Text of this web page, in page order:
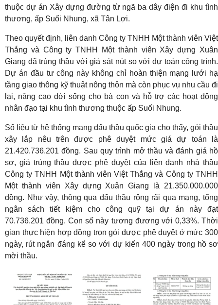
thuộc dự án Xây dựng đường từ ngã ba dây điện đi khu tình
thương, ấp Suối Nhung, xã Tân Lợi.
Theo quyết định, liên danh Công ty TNHH Một thành viên Việt
Thắng và Công ty TNHH Một thành viên Xây dựng Xuân
Giang đã trúng thầu với giá sát nút so với dự toán công trình.
Dự án đầu tư công này không chỉ hoàn thiện mạng lưới hạ
tầng giao thông kỹ thuật nông thôn mà còn phục vụ nhu cầu đi
lại, nâng cao đời sống cho bà con và hỗ trợ các hoạt động
nhân đạo tại khu tình thương thuộc ấp Suối Nhung.
Số liệu từ hệ thống mạng đấu thầu quốc gia cho thấy, gói thầu
xây lắp nêu trên được phê duyệt mức giá dự toán là
21.420.736.201 đồng. Sau quy trình mở thầu và đánh giá hồ
sơ, giá trúng thầu được phê duyệt của liên danh nhà thầu
Công ty TNHH Một thành viên Việt Thắng và Công ty TNHH
Một thành viên Xây dựng Xuân Giang là 21.350.000.000
đồng. Như vậy, thông qua đấu thầu rộng rãi qua mạng, tổng
ngân sách tiết kiệm cho công quỹ tại dự án này đạt
70.736.201 đồng. Con số này tương đương với 0,33%. Thời
gian thực hiện hợp đồng trọn gói được phê duyệt ở mức 300
ngày, rút ngắn đáng kể so với dự kiến 400 ngày trong hồ sơ
mời thầu.